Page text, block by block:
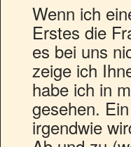
Wenn ich
Erstes die
es bei uns
zeige ich
habe ich in
gesehen. Ein
irgendwie